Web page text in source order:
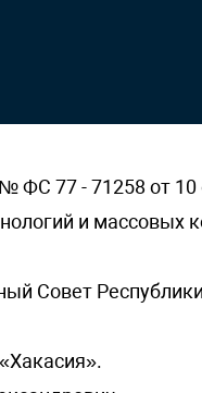
ФС 77 - 71258 от 10
и массовых
Совет